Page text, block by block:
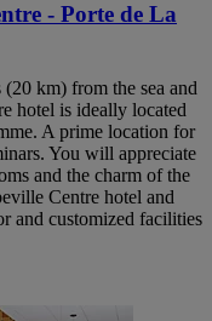
- Porte de La
km) from the sea and
hotel is ideally located
A prime location for
You will appreciate
and the charm of the
Centre hotel and
and customized facilities